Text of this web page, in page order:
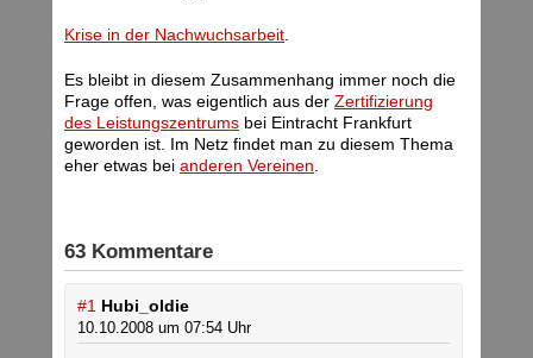
Krise in der Nachwuchsarbeit
Es bleibt in diesem Zusammenhang immer noch die
Frage offen, was eigentlich aus der Zertifizierung
des Leistungszentrums bei Eintracht Frankfurt
geworden ist. Im Netz findet man zu diesem Thema
eher etwas bei anderen Vereinen
63 Kommentare
#1 Hubi_oldie
10.10.2008 um 07:54 Uhr